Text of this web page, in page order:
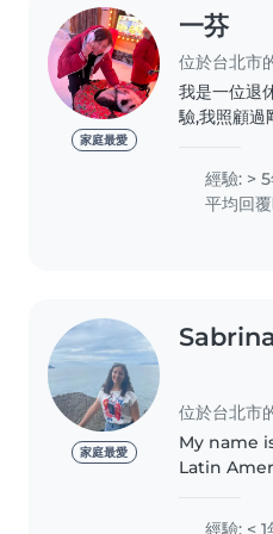
建立自信。..
家庭最愛
一芬
位於台北市
我是一位退
驗,我照顧過
幼兒及學齡
保母經驗,
孩子們提供
性格責任
經驗: >
平均回
家庭最愛
位於台北市
My name
Latin
經驗: < 1